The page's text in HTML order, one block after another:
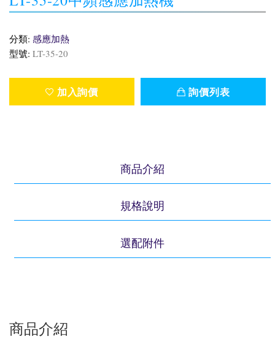
分類: 感應加熱
型號: LT-35-20
加入詢價 詢價列表
商品介紹
規格說明
選配附件
商品介紹